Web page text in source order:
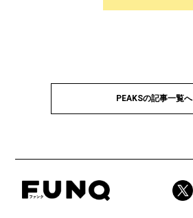
PEAKSの記事一覧へ